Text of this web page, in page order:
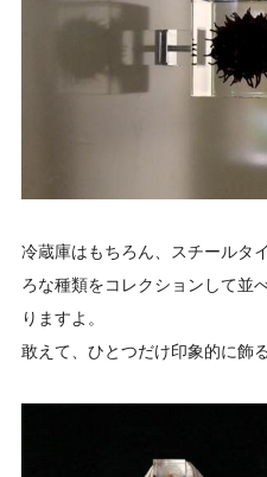
冷蔵庫はもちろん、スチールタ
ろな種類をコレクションして並
りますよ。
敢えて、ひとつだけ印象的に飾